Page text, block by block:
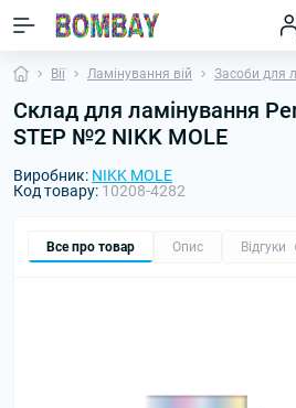
Вії Ламінування вій Засоби для
Склад для ламінування
STEP №2 NIKK MOLE
Виробник: NIKK MOLE
Код товару: 10208-4282
Все про товар Опис Відгуки